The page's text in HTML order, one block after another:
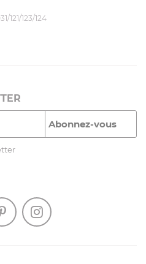
121/123/124